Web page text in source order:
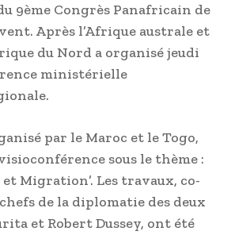
9ème Congrès Panafricain de
Après l’Afrique australe et
du Nord a organisé jeudi
ministérielle
par le Maroc et le Togo,
sous le thème :
Migration’. Les travaux, co-
de la diplomatie des deux
et Robert Dussey, ont été